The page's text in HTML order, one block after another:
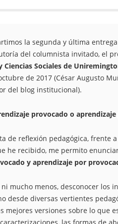
la segunda y última
del columnista invitado, el
Ciencias Sociales de
de 2017 (César Augusto
del blog institucional).
provocado o
de reflexión pedagógica, frente
he recibido, me permito
y aprendizaje por
mucho menos, desconocer los
desde diversas vertientes
mejores versiones sobre lo que